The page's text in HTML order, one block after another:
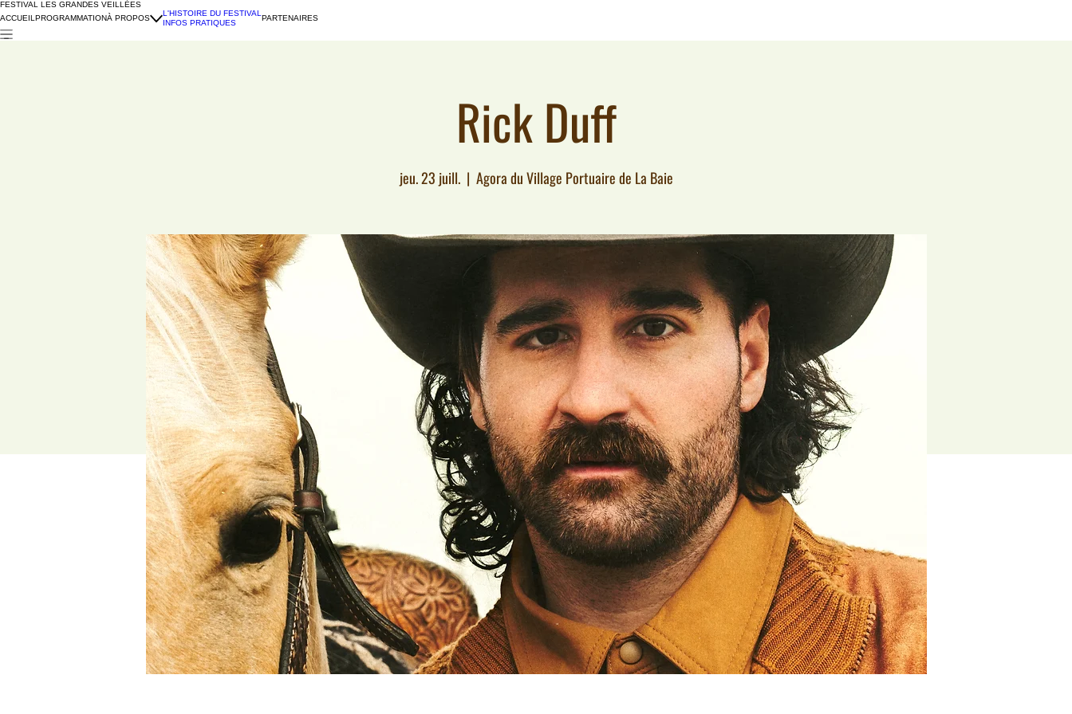
FESTIVAL LES GRANDES VEILLÉES
ACCUEIL PROGRAMMATIONÀ PROPOS
L'HISTOIRE DU FESTIVAL
INFOS PRATIQUES
PARTENAIRES
Rick Duff
jeu. 23 juill.
  |
Agora du Village Portuaire de La Baie